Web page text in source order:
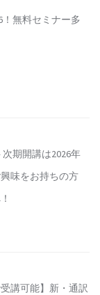
！無料セミナー多
次期開講は2026年
味をお持ちの方
講可能】新・通訳